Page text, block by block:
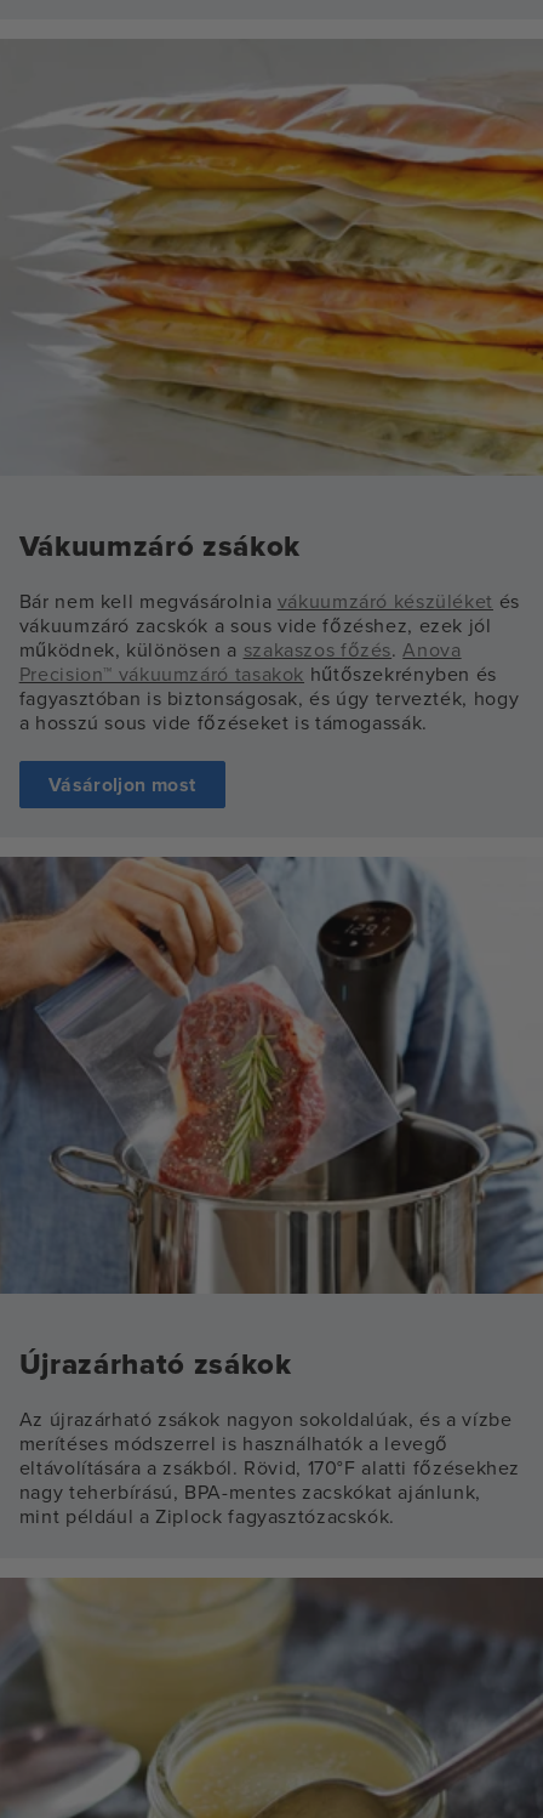
Vákuumzáró zsákok
Bár nem kell megvásárolnia vákuumzáró készüléket és
vákuumzáró zacskók a sous vide főzéshez, ezek jól
működnek, különösen a szakaszos főzés.Anova
Precision™ vákuumzáró tasakok hűtőszekrényben és
fagyasztóban is biztonságosak, és úgy tervezték, hogy
a hosszú sous vide főzéseket is támogassák.
Vásároljon most
Újrazárható zsákok
Az újrazárható zsákok nagyon sokoldalúak, és a vízbe
merítéses módszerrel is használhatók a levegő
eltávolítására a zsákból. Rövid, 170°F alatti főzésekhez
nagy teherbírású, BPA-mentes zacskókat ajánlunk,
mint például a Ziplock fagyasztózacskók.